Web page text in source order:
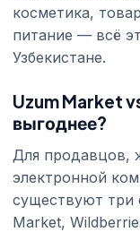
косметика,
питание — всё
Узбекистане.
Uzum Market
выгоднее?
Для продавцов,
электронной
существуют три
Market,